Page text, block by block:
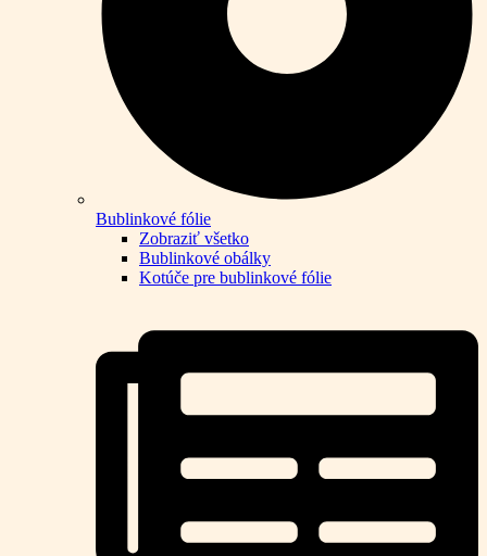
Bublinkové fólie
Zobraziť všetko
Bublinkové obálky
Kotúče pre bublinkové fólie